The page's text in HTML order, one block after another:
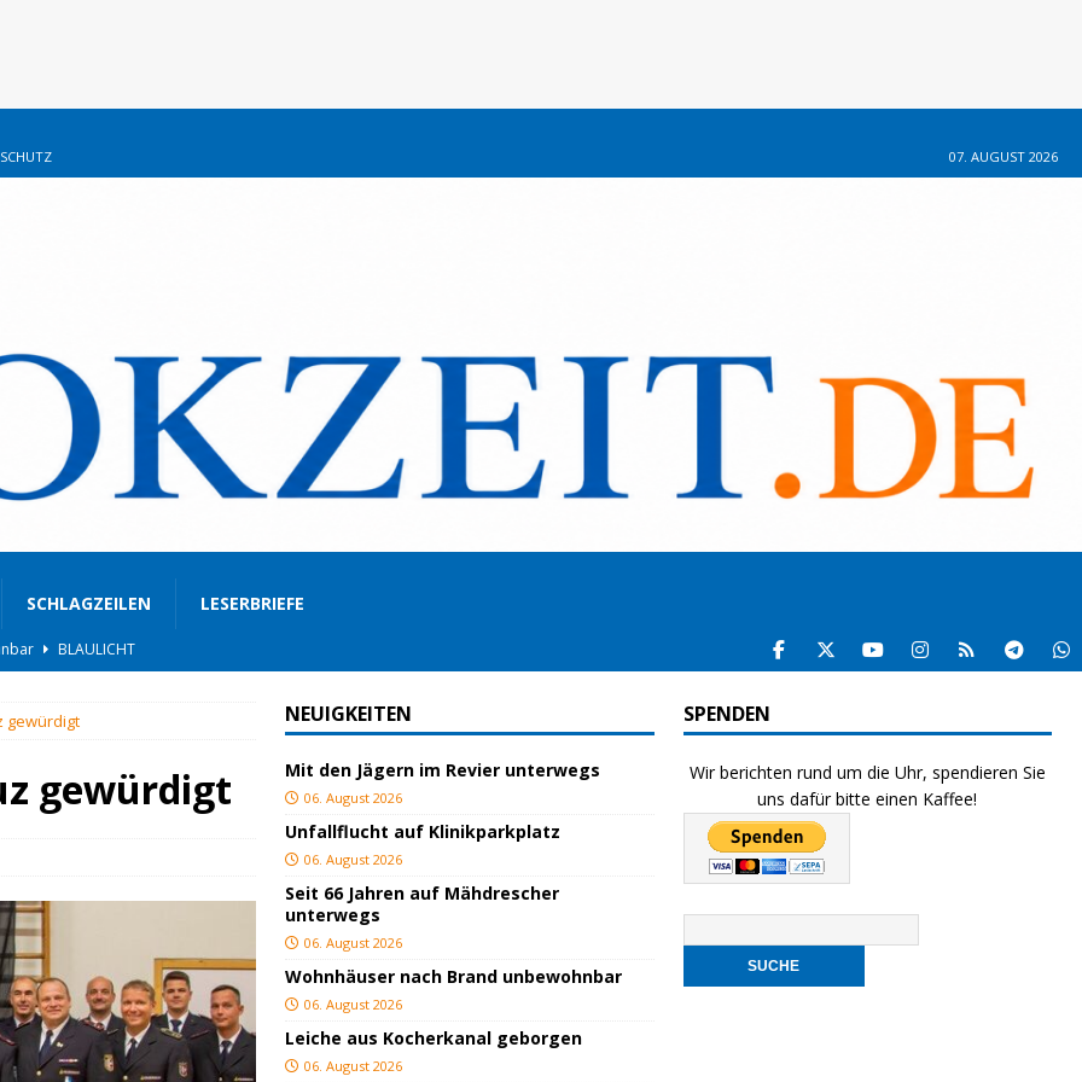
07. AUGUST 2026
SCHLAGZEILEN LESERBRIEFE
BLAULICHT
TOP
BLAULICHT
TOP
BLAULICHT
gewürdigt
gewürdigt
NEUIGKEITEN
Mit den Jägern im Revier unterwegs
06. August 2026
Unfallflucht auf Klinikparkplatz
06. August 2026
Seit 66 Jahren auf Mähdrescher
unterwegs
06. August 2026
Wohnhäuser nach Brand unbewohnbar
06. August 2026
Leiche aus Kocherkanal geborgen
06. August 2026
SPENDEN
Wir berichten rund um die Uhr, spendieren Sie
uns dafür bitte einen Kaffee!